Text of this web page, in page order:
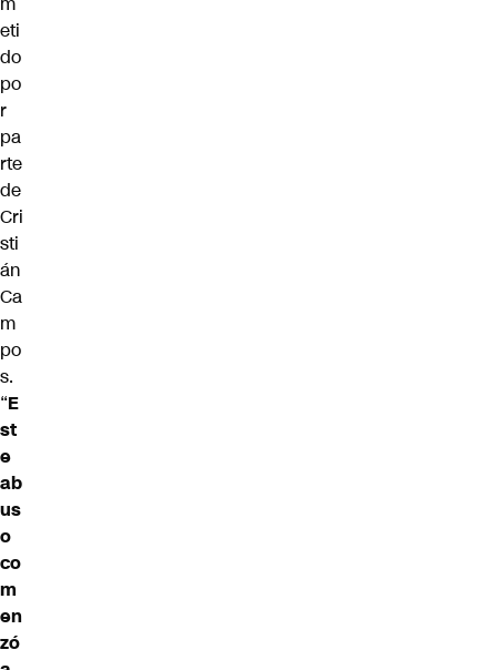
eti
do
po
r
pa
rte
de
Cri
sti
án
Ca
m
po
s.
“E
st
e
ab
us
o
co
m
en
zó